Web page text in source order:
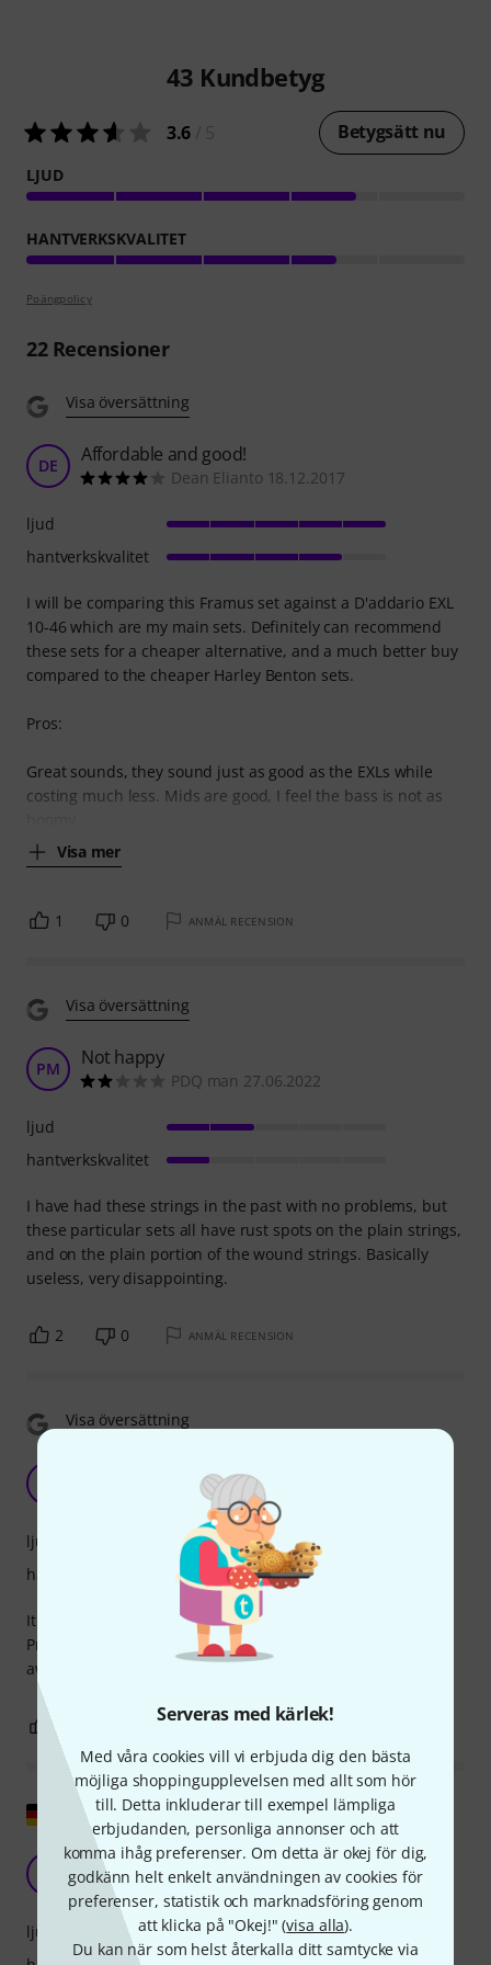
Serveras med kärlek!
Med våra cookies vill vi erbjuda dig den bästa
möjliga shoppingupplevelsen med allt som hör
till. Detta inkluderar till exempel lämpliga
erbjudanden, personliga annonser och att
komma ihåg preferenser. Om detta är okej för dig,
godkänn helt enkelt användningen av cookies för
preferenser, statistik och marknadsföring genom
att klicka på "Okej!" (visa alla).
Du kan när som helst återkalla ditt samtycke via
43 Kundbetyg
3.6 Betygsätt nu
LJUD
HANTVERKSKVALITET
Poängpolicy
22Recensioner
Visa översättning
DE Affordable and good!
Dean Elianto 18.12.2017
I will be comparing this Framus set against a D'addario EXL
10-46 which are my main sets. Definitely can recommend
these sets for a cheaper alternative, and a much better buy
compared to the cheaper Harley Benton sets.
Pros:
Great sounds, they sound just as good as the EXLs while
costing much less. Mids are good, I feel the bass is not as
Visa mer
ljud
hantverkskvalitet
1 0 ANMÄL RECENSION
Visa översättning
PM Not happy
PDQ man 27.06.2022
I have had these strings in the past with no problems, but
these particular sets all have rust spots on the plain strings,
and on the plain portion of the wound strings. Basically
useless, very disappointing.
ljud
hantverkskvalitet
2 0 ANMÄL RECENSION
Visa översättning
Arrived already corroded!!!!
Parkeriloss 12.05.2023
It's a sweet deal but, nevertheless, corroded since day 1?
Probably sthing to do with their storage/packaging. Stay
away!
ljud
hantverkskvalitet
0
Visa original
Dålig materialkvalitet i grunden
Mick Tunes 15.01.2018
ljud